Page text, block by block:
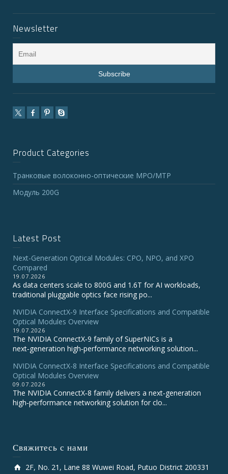
Newsletter
Product Categories
Транковые волоконно-оптические MPO/MTP
Модуль 200G
Latest Post
Next-Generation Optical Modules: CPO, NPO, and XPO
Compared
19.07.2026
As data centers scale to 800G and 1.6T for AI workloads,
traditional pluggable optics face rising po...
NVIDIA ConnectX‑9 Interface Specifications and Compatible
Optical Modules Overview
19.07.2026
The NVIDIA ConnectX‑9 family of SuperNICs is a
next‑generation high‑performance networking solution...
NVIDIA ConnectX-8 Interface Specifications and Compatible
Optical Modules Overview
09.07.2026
The NVIDIA ConnectX‑8 family delivers a next‑generation
high‑performance networking solution for clo...
Свяжитесь с нами
2F, No. 21, Lane 88 Wuwei Road, Putuo District 200331